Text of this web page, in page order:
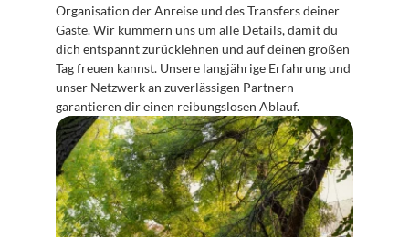
Organisation der Anreise und des Transfers deiner
Gäste. Wir kümmern uns um alle Details, damit du
dich entspannt zurücklehnen und auf deinen großen
Tag freuen kannst. Unsere langjährige Erfahrung und
unser Netzwerk an zuverlässigen Partnern
garantieren dir einen reibungslosen Ablauf.